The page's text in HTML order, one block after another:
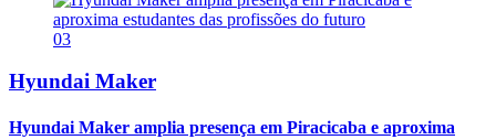
03
Hyundai Maker
Hyundai Maker amplia presença em Piracicaba e aproxima